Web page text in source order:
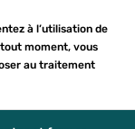
GEL ARNICA-
50ML
€02
DE STOCK
à l’utilisation de
moment, vous
au traitement
que les
le cadre de
qui peut en
confidentialité.